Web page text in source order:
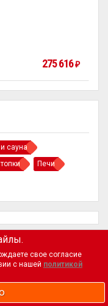
сауна
Печи
275 616₽
свое согласие
с нашей политикой